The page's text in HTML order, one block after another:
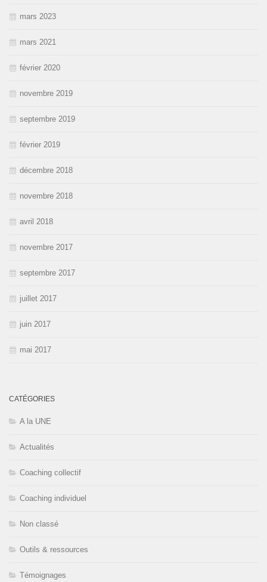
mars 2023
mars 2021
février 2020
novembre 2019
septembre 2019
février 2019
décembre 2018
novembre 2018
avril 2018
novembre 2017
septembre 2017
juillet 2017
juin 2017
mai 2017
CATÉGORIES
A la UNE
Actualités
Coaching collectif
Coaching individuel
Non classé
Outils & ressources
Témoignages